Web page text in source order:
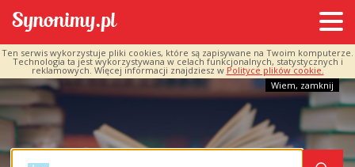
Ten serwis wykorzystuje pliki cookies, które są zapisywane na Twoim komputerze.
Technologia ta jest wykorzystywana w celach funkcjonalnych, statystycznych i
reklamowych. Więcej informacji znajdziesz w Polityce plików cookie.
Wiem, zamknij